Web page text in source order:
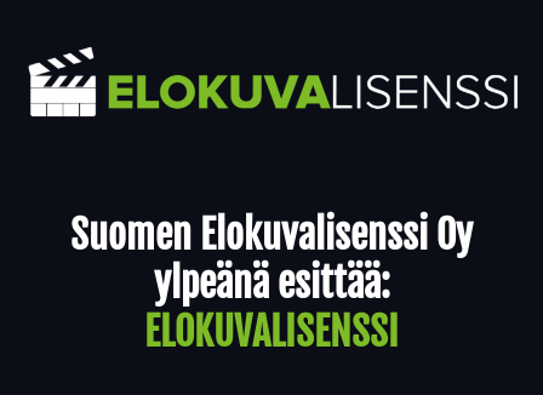
Suomen Elokuvalisenssi Oy
ylpeänä esittää:
ELOKUVALISENSSI